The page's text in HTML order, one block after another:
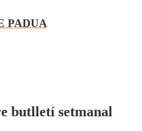
PADUA
butlletí setmanal